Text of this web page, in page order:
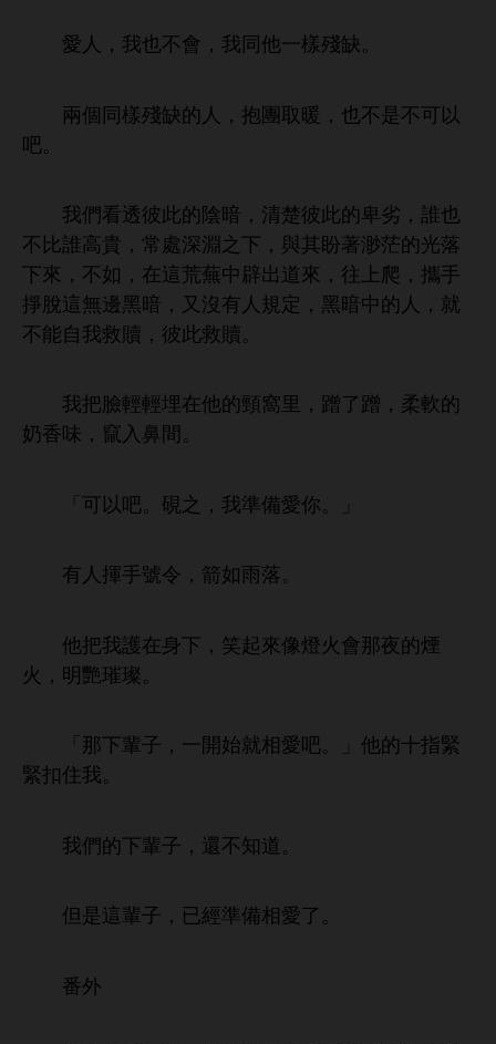
， 也 ， 同 樣殘缺。
兩個同樣殘缺 ，抱團取 ，也
以
吧。
們 透彼此 暗，清楚彼此
卑劣，誰也
比誰
貴，常處 淵之 ，與其盼著渺茫
落
，
如， 荒蕪 辟 ，往
爬，攜
掙脫
無邊 暗，又沒 規定， 暗
，就
能自
救贖，彼此救贖。
把 埋 頸窩里，蹭
蹭，柔
奶
，竄入 。
以吧。硯之， 準備 。」
揮 號令，箭如 落。
把 護 ，笑起 像燈 夜
煙
，
艷璀璨。
輩子， 始就相 吧。」
指緊
緊扣
。
們 輩子，還 。
但 輩子，已經準備相 。
番